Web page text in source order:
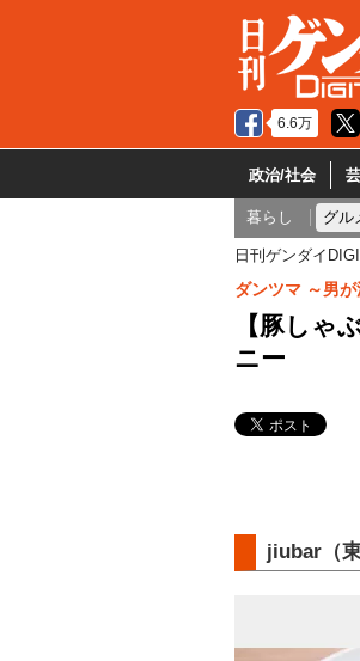
6.6万
政治/社会
暮らし グル
日刊ゲンダイ
ダンツマ ～男
【豚しゃ
ニー
jiubar（